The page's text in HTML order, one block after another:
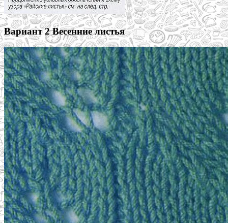
Вариант 2 Весенние листья